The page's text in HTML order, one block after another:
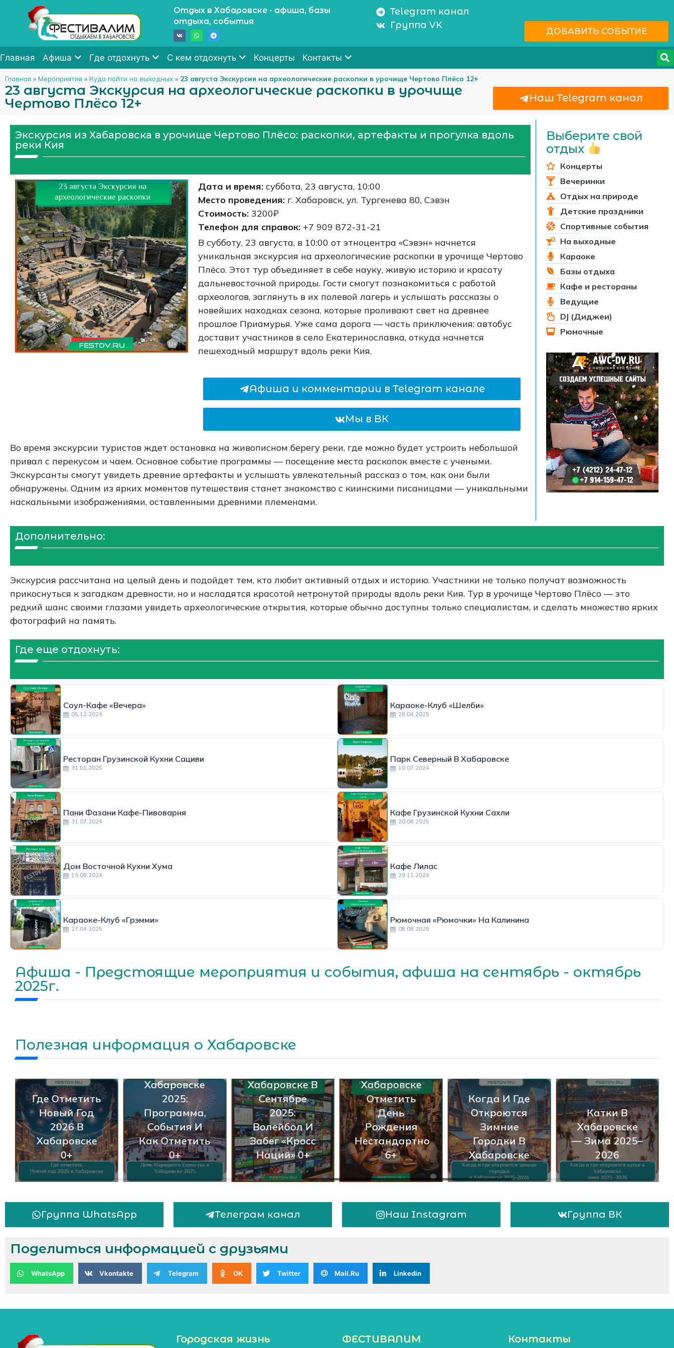
Отдых в Хабаровске - афиша, базы
отдыха, события
Telegram канал
Группа VK
ДОБАВИТЬ СОБЫТИЕ
Главная Афиша Где отдохнуть С кем отдохнуть Концерты Контакты
Главная » Мероприятия » Куда пойти на выходных » 23 августа Экскурсия на археологические раскопки в урочище Чертово Плёсо 12+
23 августа Экскурсия на археологические раскопки в урочище
Чертово Плёсо 12+
Наш Telegram канал
Экскурсия из Хабаровска в урочище Чертово Плёсо: раскопки, артефакты и прогулка вдоль
реки Кия
Дата и время: суббота, 23 августа, 10:00
Место проведения: г. Хабаровск, ул. Тургенева 80, Сэвэн
Стоимость: 3200₽
Телефон для справок: +7 909 872-31-21
В субботу, 23 августа, в 10:00 от этноцентра «Сэвэн» начнется
уникальная экскурсия на археологические раскопки в урочище Чертово
Плёсо. Этот тур объединяет в себе науку, живую историю и красоту
дальневосточной природы. Гости смогут познакомиться с работой
археологов, заглянуть в их полевой лагерь и услышать рассказы о
новейших находках сезона, которые проливают свет на древнее
прошлое Приамурья. Уже сама дорога — часть приключения: автобус
доставит участников в село Екатеринославка, откуда начнется
пешеходный маршрут вдоль реки Кия.
Афиша и комментарии в Telegram канале
Мы в ВК
Во время экскурсии туристов ждет остановка на живописном берегу реки, где можно будет устроить небольшой
привал с перекусом и чаем. Основное событие программы — посещение места раскопок вместе с учеными.
Экскурсанты смогут увидеть древние артефакты и услышать увлекательный рассказ о том, как они были
обнаружены. Одним из ярких моментов путешествия станет знакомство с киинскими писаницами — уникальными
наскальными изображениями, оставленными древними племенами.
Выберите свой
отдых
Концерты
Вечеринки
Отдых на природе
Детские праздники
Спортивные события
На выходные
Караоке
Базы отдыха
Кафе и рестораны
Ведущие
DJ (Диджеи)
Рюмочные
Дополнительно:
Экскурсия рассчитана на целый день и подойдет тем, кто любит активный отдых и историю. Участники не только получат возможность
прикоснуться к загадкам древности, но и насладятся красотой нетронутой природы вдоль реки Кия. Тур в урочище Чертово Плёсо — это
редкий шанс своими глазами увидеть археологические открытия, которые обычно доступны только специалистам, и сделать множество ярких
фотографий на память.
Где еще отдохнуть:
Соул-Кафе «Вечера»
05.12.2024
Караоке-Клуб «Шелби»
28.04.2025
Ресторан Грузинской Кухни Сациви
31.01.2025
Парк Северный В Хабаровске
10.07.2024
Пани Фазани Кафе-Пивоварня
31.07.2024
Кафе Грузинской Кухни Сахли
20.08.2025
Дом Восточной Кухни Хума
19.08.2024
Кафе Лилас
29.11.2024
Караоке-Клуб «Грэмми»
27.04.2025
Рюмочная «Рюмочки» На Калинина
08.08.2025
Афиша - Предстоящие мероприятия и события, афиша на сентябрь - октябрь
2025г.
Полезная информация о Хабаровске
Где Отметить
Новый Год
2026 В
Хабаровске
0+
День
Народного
Хабаровске
2025:
Программа,
События И
Как Отметить
0+
Ключевые
Спортивные
Хабаровске В
Сентябре
2025:
Волейбол И
Забег «Кросс
Наций» 0+
Хабаровске
Отметить
День
Рождения
Нестандартно
6+
Когда И Где
Откроются
Зимние
Городки В
Хабаровске
Катки В
Хабаровске
— Зима 2025–
2026
Группа WhatsApp Телеграм канал Наш Instagram Группа ВК
Поделиться информацией с друзьями
WhatsApp Vkontakte Telegram OK Twitter Mail.Ru Linkedin
Городская жизнь ФЕСТИВАЛИМ Контакты